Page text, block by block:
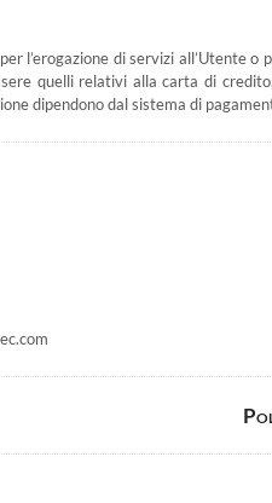
l’erogazione di servizi all’Utente
quelli relativi alla carta di
dipendono dal sistema di